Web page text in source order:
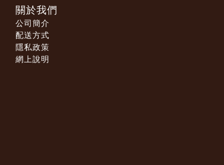
關於我們
公司簡介
配送方式
隱私政策
網上說明